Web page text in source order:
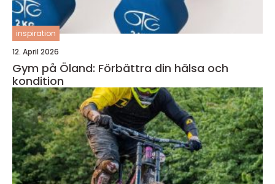
inspiration
12. April 2026
Gym på Öland: Förbättra din hälsa och
kondition